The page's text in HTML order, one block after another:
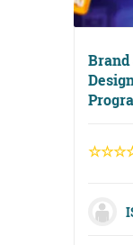
Brand